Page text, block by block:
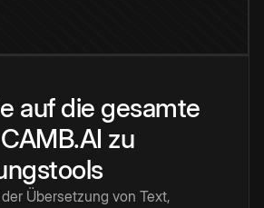
auf die gesamte
zu
Übersetzung von Text,